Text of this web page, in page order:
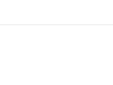
Ergänzung für alle,